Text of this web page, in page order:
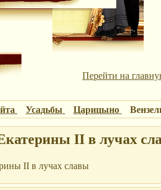
Перейти на
Усадьбы Царицыно
II в лучах
II в лучах славы